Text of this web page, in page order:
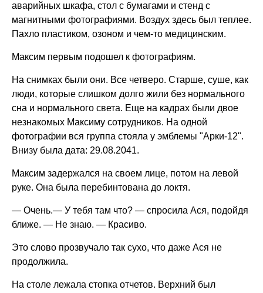
аварийных шкафа, стол с бумагами и стенд с
магнитными фотографиями. Воздух здесь был теплее.
Пахло пластиком, озоном и чем-то медицинским.
Максим первым подошел к фотографиям.
На снимках были они. Все четверо. Старше, суше, как
люди, которые слишком долго жили без нормального
сна и нормального света. Еще на кадрах были двое
незнакомых Максиму сотрудников. На одной
фотографии вся группа стояла у эмблемы "Арки-12".
Внизу была дата: 29.08.2041.
Максим задержался на своем лице, потом на левой
руке. Она была перебинтована до локтя.
— Очень.— У тебя там что? — спросила Ася, подойдя
ближе. — Не знаю. — Красиво.
Это слово прозвучало так сухо, что даже Ася не
продолжила.
На столе лежала стопка отчетов. Верхний был